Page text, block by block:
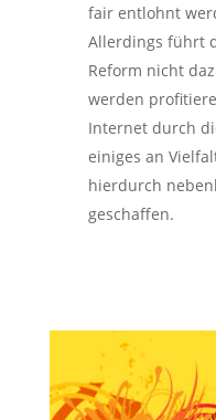
fair entlohnt
Allerdings führt
Reform nicht
werden
Internet durch
einiges an
hierdurch
geschaffen.